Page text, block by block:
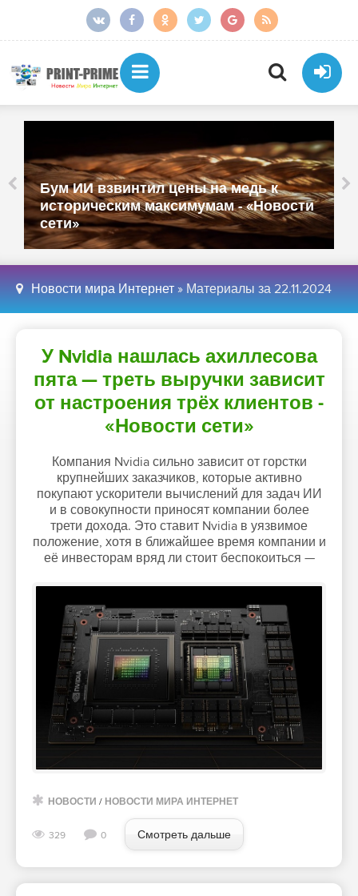
Единственный российский
производитель телевизоров из
реестра Минцифры обанкротился -
«Новости сети»
Новости мира Интернет » Материалы за 22.11.2024
У Nvidia нашлась ахиллесова
пята — треть выручки зависит
от настроения трёх клиентов -
«Новости сети»
Компания Nvidia сильно зависит от горстки
крупнейших заказчиков, которые активно
покупают ускорители вычислений для задач ИИ
и в совокупности приносят компании более
трети дохода. Это ставит Nvidia в уязвимое
положение, хотя в ближайшее время компании и
её инвесторам вряд ли стоит беспокоиться —
НОВОСТИ / НОВОСТИ МИРА ИНТЕРНЕТ
329 0 Смотреть дальше